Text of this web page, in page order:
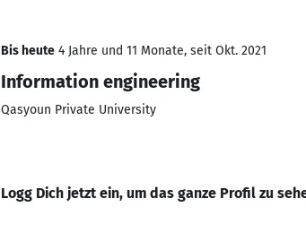
Bis heute 4 Jahre und 11 Monate, seit Okt. 2021
Information engineering
Qasyoun Private University
Logg Dich jetzt ein, um das ganze Profil zu